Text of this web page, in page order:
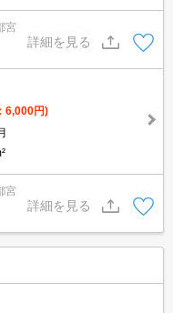
宮
詳細を見る
6,000円)
宮
詳細を見る